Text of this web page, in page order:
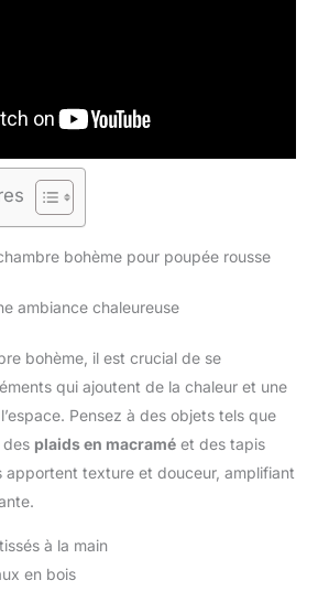
bohème pour poupée rousse
ambiance chaleureuse
bohème, il est crucial de se
qui ajoutent de la chaleur et une
Pensez à des objets tels que
des plaids en macramé et des tapis
apportent texture et douceur, amplifiant
à la main
en bois